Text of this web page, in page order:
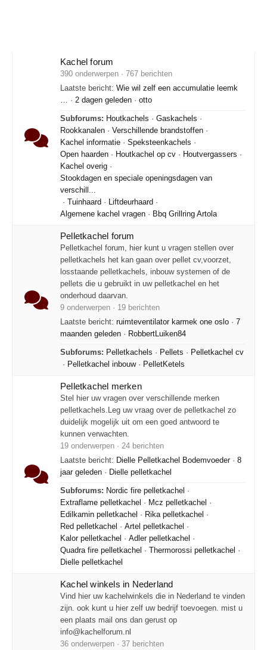
Kachel forum
390 onderwerpen · 767 berichten
Laatste bericht: Wie wil zelf een accumulatie leemk
… · 2 dagen geleden · otto
Subforums: Houtkachels · Gaskachels ·
Rookkanalen · Verschillende brandstoffen ·
Kachel informatie · Speksteenkachels ·
Open haarden · Houtkachel op cv · Houtvergassers ·
Kachel overig ·
Stookdagen en speciale openingsdagen van
verschill...
·
Tuinhaard · Liftdeurhaard ·
Algemene kachel vragen · Bbq Grillring Artola
Pelletkachel forum
Pelletkachel forum, hier kunt u vragen stellen over
pelletkachels het kan gaan over pellet cv,voorzet,
losstaande pelletkachels, inbouw systemen of de
pellets die u gebruikt in uw pelletkachel en het
onderhoud daarvan.
9 onderwerpen · 19 berichten
Laatste bericht: ruimteventilator karmek one oslo · 7
maanden geleden · RobbertLuiken84
Subforums: Pelletkachels · Pellets · Pelletkachel cv
· Pelletkachel inbouw· PelletKetels
Pelletkachel merken
Stel hier uw vragen over verschillende merken
pelletkachels.Leg uw vraag over de pelletkachel zo
duidelijk mogelijk uit om een goed antwoord te
kunnen verwachten.
19 onderwerpen · 24 berichten
Laatste bericht: Dielle Pelletkachel Bodemvoeder· 8
jaar geleden · Dielle pelletkachel
Subforums: Nordic fire pelletkachel ·
Extraflame pelletkachel · Mcz pelletkachel ·
Edilkamin pelletkachel · Rika pelletkachel ·
Red pelletkachel · Artel pelletkachel ·
Kalor pelletkachel · Adler pelletkachel ·
Quadra fire pelletkachel · Thermorossi pelletkachel ·
Dielle pelletkachel
Kachel winkels in Nederland
Vind hier uw kachelwinkels die in Nederland te vinden
zijn. ook kunt u hier zelf uw bedrijf toevoegen. mist u
een plaats mail ons dan gerust op
info@kachelforum.nl
36 onderwerpen · 37 berichten